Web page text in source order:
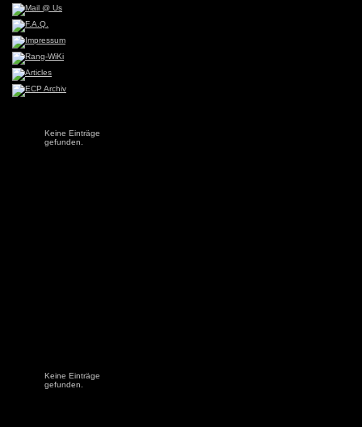
Keine Einträge
gefunden.
Keine Einträge
gefunden.